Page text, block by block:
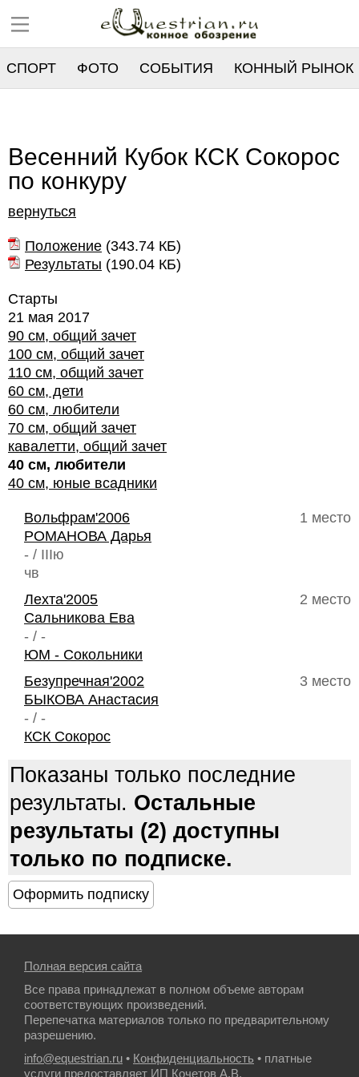
СПОРТ ФОТО СОБЫТИЯ КОННЫЙ РЫНОК
Весенний Кубок КСК Сокорос
по конкуру
вернуться
Положение (343.74 КБ)
Результаты (190.04 КБ)
Старты
21 мая 2017
90 см, общий зачет
100 см, общий зачет
110 см, общий зачет
60 см, дети
60 см, любители
70 см, общий зачет
кавалетти, общий зачет
40 см, любители
40 см, юные всадники
1 место
Вольфрам'2006
РОМАНОВА Дарья
- / IIIю
чв
2 место
Лехта'2005
Сальникова Ева
- / -
ЮМ - Сокольники
3 место
Безупречная'2002
БЫКОВА Анастасия
- / -
КСК Сокорос
Показаны только последние
результаты. Остальные
результаты (2) доступны
только по подписке.
Полная версия сайта
Все права принадлежат в полном объеме авторам
соответствующих произведений.
Перепечатка материалов только по предварительному
разрешению.
info@equestrian.ru • Конфиденциальность • платные
услуги предоставляет ИП Кочетов А.В.